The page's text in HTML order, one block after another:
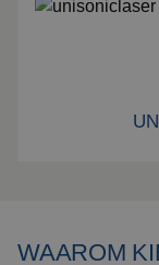
UniSonic
WAAROM